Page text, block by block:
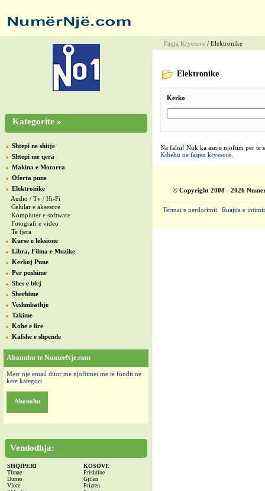
Kategorite »
Shtepi ne shitje
Shtepi me qera
Makina e Motorra
Oferta pune
Elektronike
Audio / Tv / Hi-Fi
Celular e aksesore
Kompiuter e software
Fotografi e video
Te tjera
Kurse e leksione
Libra, Filma e Muzike
Kerkoj Pune
Per pushime
Shes e blej
Sherbime
Veshmbathje
Takime
Kohe e lire
Kafshe e shpende
Abonohu te NumerNje.com
Merr nje email ditor me njoftimet me te fundit ne
kete kategori
Abonohu
Vendodhja:
SHQIPERI
Tirane
Durres
Vlore
KOSOVE
Prishtine
Gjilan
Prizren
Faqja Kryesore / Elektronike
Elektronike
Kerko
Na falni! Nuk ka asnje njoftim per te
Kthehu ne faqen kryesore.
© Copyright 2008 - 2026
Termat e perdorimit Ruajtja e